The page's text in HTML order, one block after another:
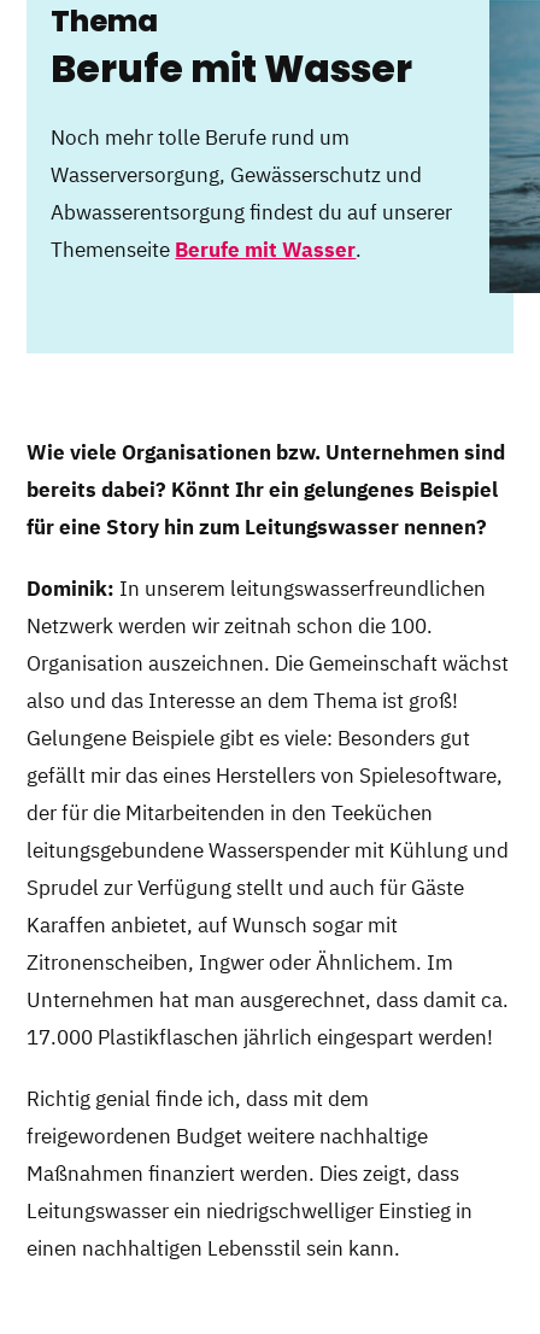
Thema
Berufe mit Wasser
Noch mehr tolle Berufe rund um
Wasserversorgung, Gewässerschutz und
Abwasserentsorgung findest du auf unserer
Themenseite Berufe mit Wasser.
Wie viele Organisationen bzw. Unternehmen sind
bereits dabei? Könnt Ihr ein gelungenes Beispiel
für eine Story hin zum Leitungswasser nennen?
Dominik: In unserem leitungswasserfreundlichen
Netzwerk werden wir zeitnah schon die 100.
Organisation auszeichnen. Die Gemeinschaft wächst
also und das Interesse an dem Thema ist groß!
Gelungene Beispiele gibt es viele: Besonders gut
gefällt mir das eines Herstellers von Spielesoftware,
der für die Mitarbeitenden in den Teeküchen
leitungsgebundene Wasserspender mit Kühlung und
Sprudel zur Verfügung stellt und auch für Gäste
Karaffen anbietet, auf Wunsch sogar mit
Zitronenscheiben, Ingwer oder Ähnlichem. Im
Unternehmen hat man ausgerechnet, dass damit ca.
17.000 Plastikflaschen jährlich eingespart werden!
Richtig genial finde ich, dass mit dem
freigewordenen Budget weitere nachhaltige
Maßnahmen finanziert werden. Dies zeigt, dass
Leitungswasser ein niedrigschwelliger Einstieg in
einen nachhaltigen Lebensstil sein kann.